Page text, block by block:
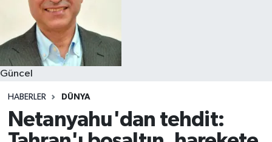
Güncel
HABERLER DÜNYA
Netanyahu'dan tehdit: